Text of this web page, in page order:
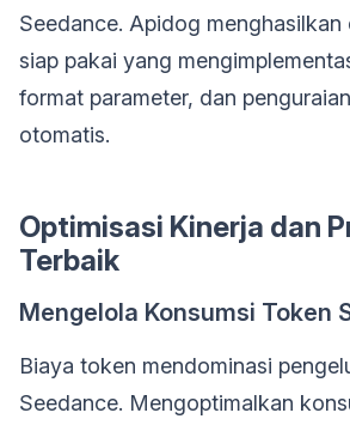
Seedance. Apidog
siap pakai yang
format parameter, dan
otomatis.
Optimisasi Kinerja dan
Terbaik
Mengelola Konsumsi Token
Biaya token mendominasi
Seedance. Mengoptimalkan